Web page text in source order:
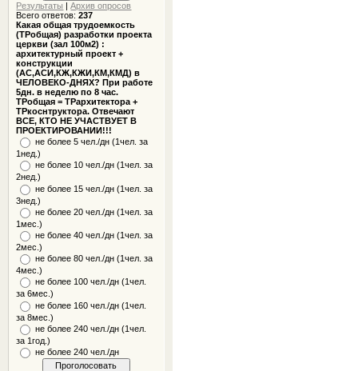
Результаты |Архив опросов
Всего ответов:237
Какая общая трудоемкость
(ТРобщая) разработки проекта
церкви (зал 100м2) :
архитектурный проект +
конструкции
(АС,АСИ,КЖ,КЖИ,КМ,КМД) в
ЧЕЛОВЕКО-ДНЯХ? При работе
5дн. в неделю по 8 час.
ТРобщая = ТРархитектора +
ТРкоснтруктора. Отвечают
ВСЕ, КТО НЕ УЧАСТВУЕТ В
ПРОЕКТИРОВАНИИ!!!
не более 5 чел./дн (1чел. за
1нед.)
не более 10 чел./дн (1чел. за
2нед.)
не более 15 чел./дн (1чел. за
3нед.)
не более 20 чел./дн (1чел. за
1мес.)
не более 40 чел./дн (1чел. за
2мес.)
не более 80 чел./дн (1чел. за
4мес.)
не более 100 чел./дн (1чел.
за 6мес.)
не более 160 чел./дн (1чел.
за 8мес.)
не более 240 чел./дн (1чел.
за 1год.)
не более 240 чел./дн